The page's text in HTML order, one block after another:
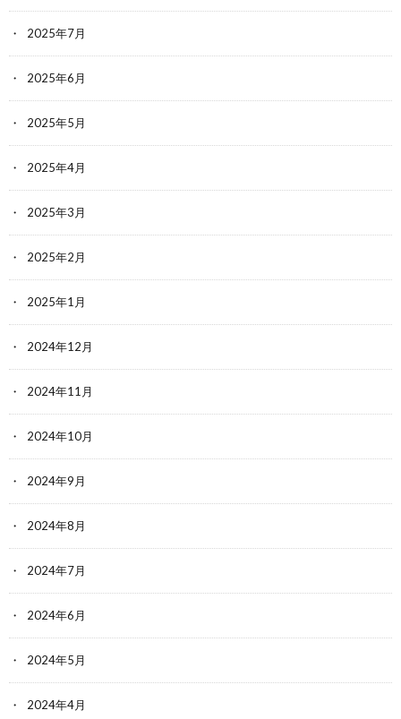
2025年7月
2025年6月
2025年5月
2025年4月
2025年3月
2025年2月
2025年1月
2024年12月
2024年11月
2024年10月
2024年9月
2024年8月
2024年7月
2024年6月
2024年5月
2024年4月